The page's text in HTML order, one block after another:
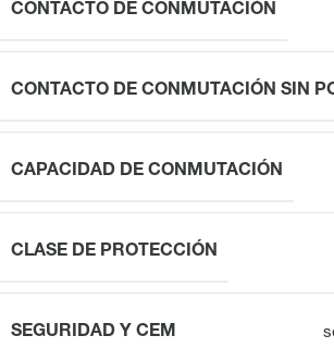
CONTACTO DE CONMUTACIÓN
CONTACTO DE CONMUTACIÓN SIN
CAPACIDAD DE CONMUTACIÓN
CLASE DE PROTECCIÓN
SEGURIDAD Y CEM